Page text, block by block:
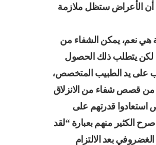
أن الأعراض ستظل ملازمة
هي نعم، يمكن الشفاء من
لكن يتطلب ذلك الحصول
على يد الطبيب المتخصص،
من قصص شفاء من الانزلاق
استعادوا قدرتهم على
صرح الكثير منهم بعبارة “لقد
بعد الالتزام